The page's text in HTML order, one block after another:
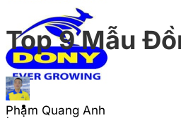
Top 9 Mẫu
Phạm Quang Anh